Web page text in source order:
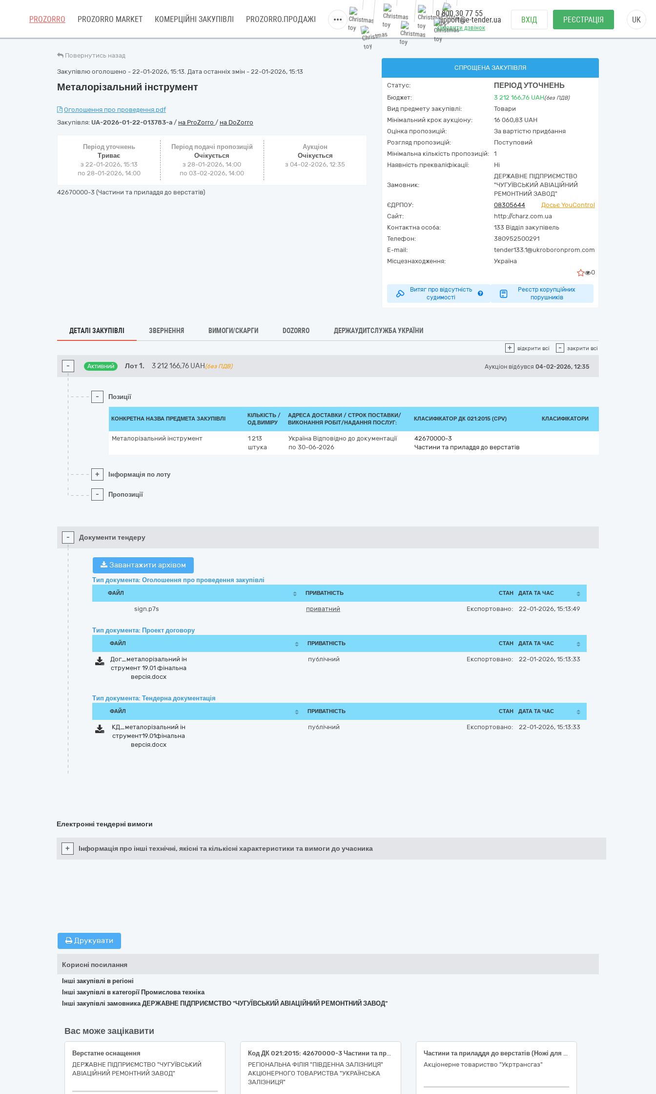
PROZORRO PROZORRO MARKET КОМЕРЦІЙНІ ЗАКУПІВЛІ PROZORRO.ПРОДАЖІ
Замовити дзвінок
0 800 30 77 55
support@e-tender.ua ВХІД РЕЄСТРАЦІЯ UK
Повернутись назад
Закупівлю оголошено - 22-01-2026, 15:13. Дата останніх змін - 22-01-2026, 15:13
Металорізальний інструмент
Оголошення про проведення.pdf
Закупівля: UA-2026-01-22-013783-a / на ProZorro / на DoZorro
Період уточнень
Триває
з 22-01-2026, 15:13
по 28-01-2026, 14:00
Період подачі пропозицій
Очікується
з 28-01-2026, 14:00
по 03-02-2026, 14:00
Аукціон
Очікується
з 04-02-2026, 12:35
42670000-3 (Частини та приладдя до верстатів)
СПРОЩЕНА ЗАКУПІВЛЯ
Статус: ПЕРІОД УТОЧНЕНЬ
Бюджет: 3 212 166,76 UAH(без ПДВ)
Вид предмету закупівлі:
Товари
Мінімальний крок аукціону:
16 060,83 UAH
Оцінка пропозицій:
За вартістю придбання
Розгляд пропозицій:
Поступовий
Мінімальна кількість пропозицій:
1
Наявність прекваліфікації:
Ні
Замовник:
ДЕРЖАВНЕ ПІДПРИЄМСТВО
"ЧУГУЇВСЬКИЙ АВІАЦІЙНИЙ
РЕМОНТНИЙ ЗАВОД"
ЄДРПОУ:
08305644
Досьє YouControl
Сайт:
http://charz.com.ua
Контактна особа:
133 Відділ закупівель
Телефон:
380952500291
E-mail:
tender133.1@ukroboronprom.com
Місцезнаходження:
Україна
0
Витяг про відсутність
судимості
Реєстр корупційних
порушників
ДЕТАЛІ ЗАКУПІВЛІ ЗВЕРНЕННЯ ВИМОГИ/СКАРГИ DOZORRO ДЕРЖАУДИТСЛУЖБА УКРАЇНИ
+ відкрити всі - закрити всі
- Активний Лот 1. 3 212 166,76 UAH (без ПДВ) Аукціон відбувся 04-02-2026, 12:35
- Позиції
КОНКРЕТНА НАЗВА ПРЕДМЕТА ЗАКУПІВЛІ
КІЛЬКІСТЬ /
ОД.ВИМІРУ
АДРЕСА ДОСТАВКИ / СТРОК ПОСТАВКИ/
ВИКОНАННЯ РОБІТ/НАДАННЯ ПОСЛУГ:
КЛАСИФІКАТОР ДК 021:2015 (CPV) КЛАСИФІКАТОРИ
Металорізальний інструмент
1 213
штука
Україна Відповідно до документації
по 30-06-2026
42670000-3
Частини та приладдя до верстатів
+ Інформація по лоту
- Пропозиції
- Документи тендеру
Завантажити архівом
Тип документа: Оголошення про проведення закупівлі
ФАЙЛ ПРИВАТНІСТЬ СТАН ДАТА ТА ЧАС
sign.p7s приватний Експортовано: 22-01-2026, 15:13:49
Тип документа: Проект договору
ФАЙЛ ПРИВАТНІСТЬ СТАН ДАТА ТА ЧАС
Дог_металорізальний ін
струмент 19.01 фінальна
версія.docx
публічний Експортовано: 22-01-2026, 15:13:33
Тип документа: Тендерна документація
ФАЙЛ ПРИВАТНІСТЬ СТАН ДАТА ТА ЧАС
КД_металорізальний ін
струмент19.01фінальна
версія.docx
публічний Експортовано: 22-01-2026, 15:13:33
Електронні тендерні вимоги
+ Інформація про інші технічні, якісні та кількісні характеристики та вимоги до учасника
Друкувати
Корисні посилання
Інші закупівлі в регіоні
Інші закупівлі в категорії Промислова техніка
Інші закупівлі замовника ДЕРЖАВНЕ ПІДПРИЄМСТВО "ЧУГУЇВСЬКИЙ АВІАЦІЙНИЙ РЕМОНТНИЙ ЗАВОД"
Вас може зацікавити
Верстатне оснащення
ДЕРЖАВНЕ ПІДПРИЄМСТВО "ЧУГУЇВСЬКИЙ
АВІАЦІЙНИЙ РЕМОНТНИЙ ЗАВОД"
Код ДК 021:2015: 42670000-3 Частини та приладдя до верстатів (фрези кільцеві).
РЕГІОНАЛЬНА ФІЛІЯ "ПІВДЕННА ЗАЛІЗНИЦЯ"
АКЦІОНЕРНОГО ТОВАРИСТВА "УКРАЇНСЬКА
ЗАЛІЗНИЦЯ"
Частини та приладдя до верстатів (Ножі для металообробних верстатів)
Акціонерне товариство "Укртрансгаз"